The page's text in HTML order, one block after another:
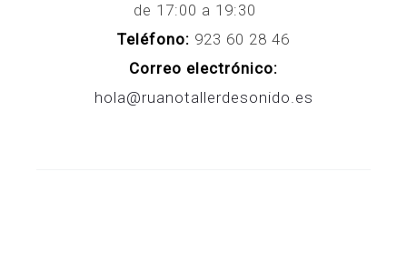
de 17:00 a 19:30
Teléfono: 923 60 28 46
Correo electrónico:
hola@ruanotallerdesonido.es